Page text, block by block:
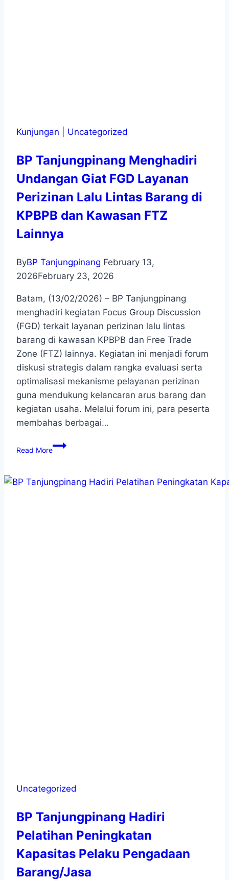
Kunjungan Uncategorized
BP Tanjungpinang Menghadiri
Undangan Giat FGD Layanan
Perizinan Lalu Lintas Barang di
KPBPB dan Kawasan FTZ
Lainnya
ByBP Tanjungpinang February 13,
2026February 23, 2026
Batam, (13/02/2026) – BP Tanjungpinang
menghadiri kegiatan Focus Group Discussion
(FGD) terkait layanan perizinan lalu lintas
barang di kawasan KPBPB dan Free Trade
Zone (FTZ) lainnya. Kegiatan ini menjadi forum
diskusi strategis dalam rangka evaluasi serta
optimalisasi mekanisme pelayanan perizinan
guna mendukung kelancaran arus barang dan
kegiatan usaha. Melalui forum ini, para peserta
membahas berbagai…
Read More
Uncategorized
BP Tanjungpinang Hadiri
Pelatihan Peningkatan
Kapasitas Pelaku Pengadaan
Barang/Jasa